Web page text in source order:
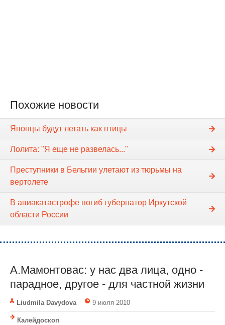
Похожие новости
Японцы будут летать как птицы
Лолита: "Я еще не развелась..."
Преступники в Бельгии улетают из тюрьмы на
вертолете
В авиакатастрофе погиб губернатор Иркутской
области России
А.Мамонтовас: у нас два лица, одно -
парадное, другое - для частной жизни
Liudmila Davydova 9 июля 2010
Калейдоскоп